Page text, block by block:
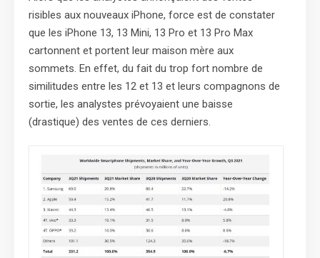
risibles aux nouveaux iPhone, force est de constater
que les iPhone 13, 13 Mini, 13 Pro et 13 Pro Max
cartonnent et portent leur maison mère aux
sommets. En effet, du fait du trop fort nombre de
similitudes entre les 12 et 13 et leurs compagnons de
sortie, les analystes prévoyaient une baisse
(drastique) des ventes de ces derniers.